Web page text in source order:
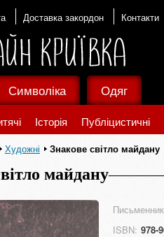
Доставка закордон Контакти
Історія Публіцистичні
Символіка Одяг
Художні Знакове світло майдану
майдану
ISBN: 978-